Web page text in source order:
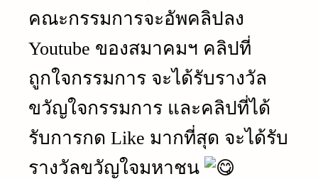
คณะกรรมการจะอัพคลิปลง
Youtube ของสมาคมฯ คลิปที่
ถูกใจกรรมการ จะได้รับรางวัล
ขวัญใจกรรมการ และคลิปที่ได้
รับการกด Like มากที่สุด จะได้รับ
รางวัลขวัญใจมหาชน